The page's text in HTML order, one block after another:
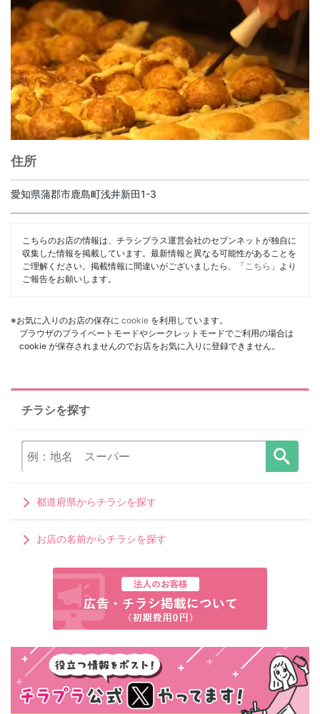
住所
愛知県蒲郡市鹿島町浅井新田1-3
こちらのお店の情報は、チラシプラス運営会社のセブンネットが独自に
収集した情報を掲載しています。最新情報と異なる可能性があることを
ご理解ください。掲載情報に間違いがございましたら、「 こちら 」より
ご報告をお願いします。
※お気に入りのお店の保存に cookie を利用しています。
ブラウザのプライベートモードやシークレットモードでご利用の場合は
cookie が保存されませんのでお店をお気に入りに登録できません。
チラシを探す
都道府県からチラシを探す
お店の名前からチラシを探す